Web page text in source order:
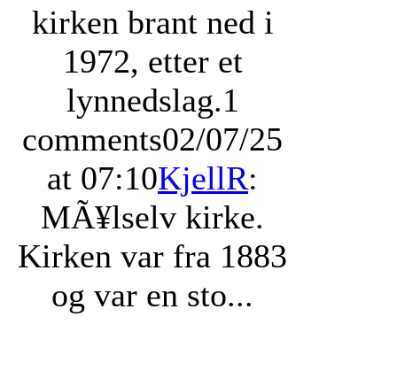
kirken brant ned i
1972, etter et
lynnedslag.1
comments02/07/25
at 07:10KjellR:
MÃ¥lselv kirke.
Kirken var fra 1883
og var en sto...